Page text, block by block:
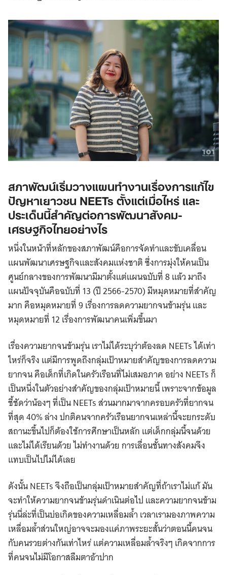
สภาพัฒน์เริ่มวางแผนทำงานเรื่องการแก้ไข
ปัญหาเยาวชน NEETs ตั้งแต่เมื่อไหร่ และ
ประเด็นนี้สำคัญต่อการพัฒนาสังคม-
เศรษฐกิจไทยอย่างไร
หนึ่งในหน้าที่หลักของสภาพัฒน์คือการจัดทำและขับเคลื่อน
แผนพัฒนาเศรษฐกิจและสังคมแห่งชาติ ซึ่งการมุ่งให้คนเป็น
ศูนย์กลางของการพัฒนามีมาตั้งแต่แผนฉบับที่ 8 แล้ว มาถึง
แผนปัจจุบันคือฉบับที่ 13 (ปี 2566-2570) มีหมุดหมายที่สําคัญ
มาก คือหมุดหมายที่ 9 เรื่องการลดความยากจนข้ามรุ่น และ
หมุดหมายที่ 12 เรื่องการพัฒนาคนเพิ่มขึ้นมา
เรื่องความยากจนข้ามรุ่น เราไม่ได้ระบุว่าต้องลด NEETs ได้เท่า
ไหร่ก็จริง แต่มีการพูดถึงกลุ่มเป้าหมายสําคัญของการลดความ
ยากจน คือเด็กที่เกิดในครัวเรือนที่ไม่เสมอภาค อย่าง NEETs ก็
เป็นหนึ่งในตัวอย่างสําคัญของกลุ่มเป้าหมายนี้ เพราะจากข้อมูล
ชี้ชัดว่าน้องๆ ที่เป็น NEETs ส่วนมากมาจากครอบครัวที่ยากจน
ที่สุด 40% ล่าง ปกติคนจากครัวเรือนยากจนเหล่านี้จะยกระดับ
สถานะขึ้นไปก็ต้องใช้การศึกษาเป็นหลัก แต่เด็กกลุ่มนี้จนด้วย
และไม่ได้เรียนด้วย ไม่ทํางานด้วย การเลื่อนชั้นทางสังคมจึง
แทบเป็นไปไม่ได้เลย
ดังนั้น NEETs จึงถือเป็นกลุ่มเป้าหมายสําคัญที่ถ้าเราไม่แก้ มัน
จะทําให้ความยากจนข้ามรุ่นดำเนินต่อไป และความยากจนข้าม
รุ่นนี่ล่ะที่เป็นบ่อเกิดของความเหลื่อมล้ำ เวลาเรามองภาพความ
เหลื่อมล้ำส่วนใหญ่อาจจะมองแค่ภาพระยะสั้นว่าตอนนี้คนจน
กับคนรวยต่างกันเท่าไหร่ แต่ความเหลื่อมล้ำจริงๆ เกิดจากการ
ที่คนจนไม่มีโอกาสลืมตาอ้าปาก